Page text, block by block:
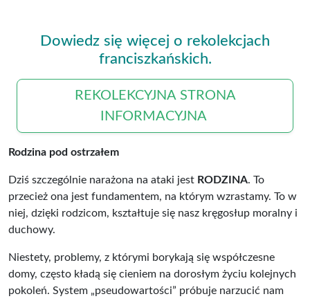
Dowiedz się więcej o rekolekcjach
franciszkańskich.
REKOLEKCYJNA STRONA
INFORMACYJNA
Rodzina pod ostrzałem
Dziś szczególnie narażona na ataki jest RODZINA. To
przecież ona jest fundamentem, na którym wzrastamy. To w
niej, dzięki rodzicom, kształtuje się nasz kręgosłup moralny i
duchowy.
Niestety, problemy, z którymi borykają się współczesne
domy, często kładą się cieniem na dorosłym życiu kolejnych
pokoleń. System „pseudowartości” próbuje narzucić nam